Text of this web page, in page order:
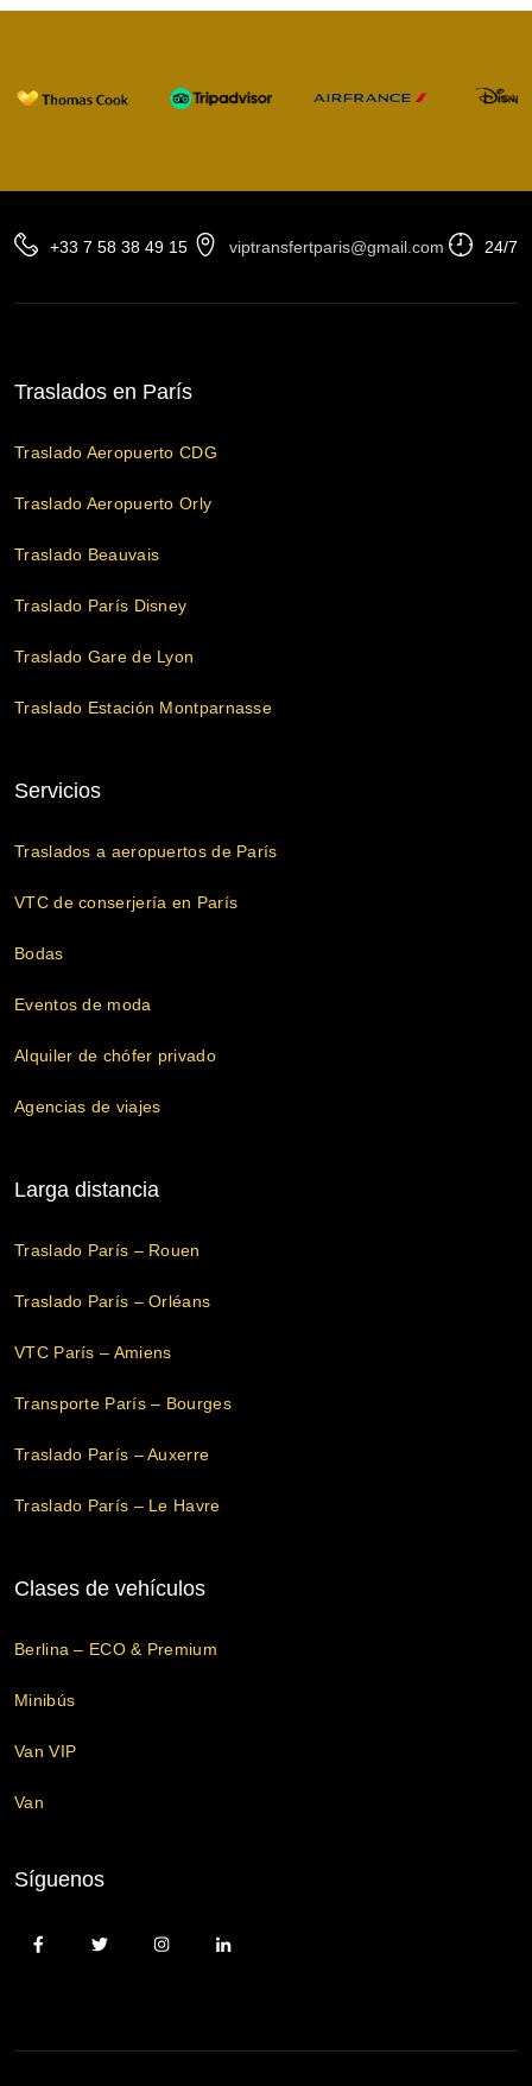
+33 7 58 38 49 15 viptransfertparis@gmail.com 24/7
Traslados en París
Traslado Aeropuerto CDG
Traslado Aeropuerto Orly
Traslado Beauvais
Traslado París Disney
Traslado Gare de Lyon
Traslado Estación Montparnasse
Servicios
Traslados a aeropuertos de París
VTC de conserjería en París
Bodas
Eventos de moda
Alquiler de chófer privado
Agencias de viajes
Larga distancia
Traslado París – Rouen
Traslado París – Orléans
VTC París – Amiens
Transporte París – Bourges
Traslado París – Auxerre
Traslado París – Le Havre
Clases de vehículos
Berlina – ECO & Premium
Minibús
Van VIP
Van
Síguenos